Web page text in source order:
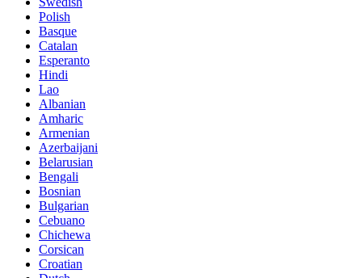
Polish
Basque
Catalan
Esperanto
Hindi
Lao
Albanian
Amharic
Armenian
Azerbaijani
Belarusian
Bengali
Bosnian
Bulgarian
Cebuano
Chichewa
Corsican
Croatian